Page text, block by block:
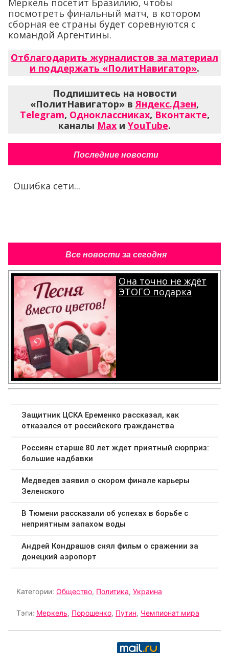
Меркель посетит Бразилию, чтобы
посмотреть финальный матч, в котором
сборная ее страны будет соревнуются с
командой Аргентины.
Отблагодарить журналистов за материал
и поддержать «ПолитНавигатор».
Подпишитесь на новости
«ПолитНавигатор» вЯндекс.Дзен,
Telegram, Одноклассниках, Вконтакте,
каналы Max и YouTube.
Последние новости
Ошибка сети...
Все новости за сегодня
Она точно не ждёт
ЭТОГО подарка
.
Категории: Общество, Политика, Украина
Тэги: Меркель, Порошенко, Путин, Чемпионат мира